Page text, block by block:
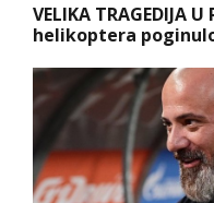
VELIKA TRAGEDIJA
helikoptera